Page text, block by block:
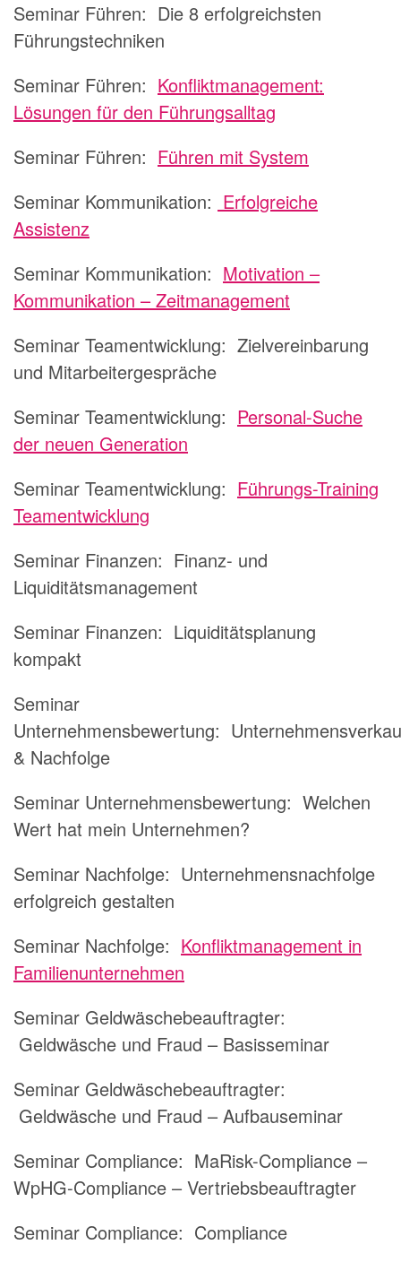
Seminar Führen: Die 8 erfolgreichsten
Führungstechniken
Seminar Führen: Konfliktmanagement:
Lösungen für den Führungsalltag
Seminar Führen: Führen mit System
Seminar Kommunikation: Erfolgreiche
Assistenz
Seminar Kommunikation: Motivation –
Kommunikation – Zeitmanagement
Seminar Teamentwicklung: Zielvereinbarung
und Mitarbeitergespräche
Seminar Teamentwicklung: Personal-Suche
der neuen Generation
Seminar Teamentwicklung: Führungs-Training
Teamentwicklung
Seminar Finanzen: Finanz- und
Liquiditätsmanagement
Seminar Finanzen: Liquiditätsplanung
kompakt
Seminar
Unternehmensbewertung:
& Nachfolge
Seminar Unternehmensbewertung: Welchen
Wert hat mein Unternehmen?
Seminar Nachfolge: Unternehmensnachfolge
erfolgreich gestalten
Seminar Nachfolge: Konfliktmanagement in
Familienunternehmen
Seminar Geldwäschebeauftragter:
Geldwäsche und Fraud – Basisseminar
Seminar Geldwäschebeauftragter:
Geldwäsche und Fraud – Aufbauseminar
Seminar Compliance: MaRisk-Compliance –
WpHG-Compliance – Vertriebsbeauftragter
Seminar Compliance: Compliance